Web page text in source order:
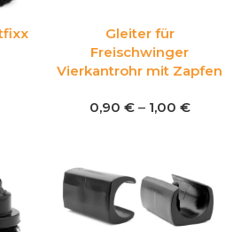
Gleiter für
Freischwinger
Vierkantrohr mit Zapfen
0,90 € – 1,00 €